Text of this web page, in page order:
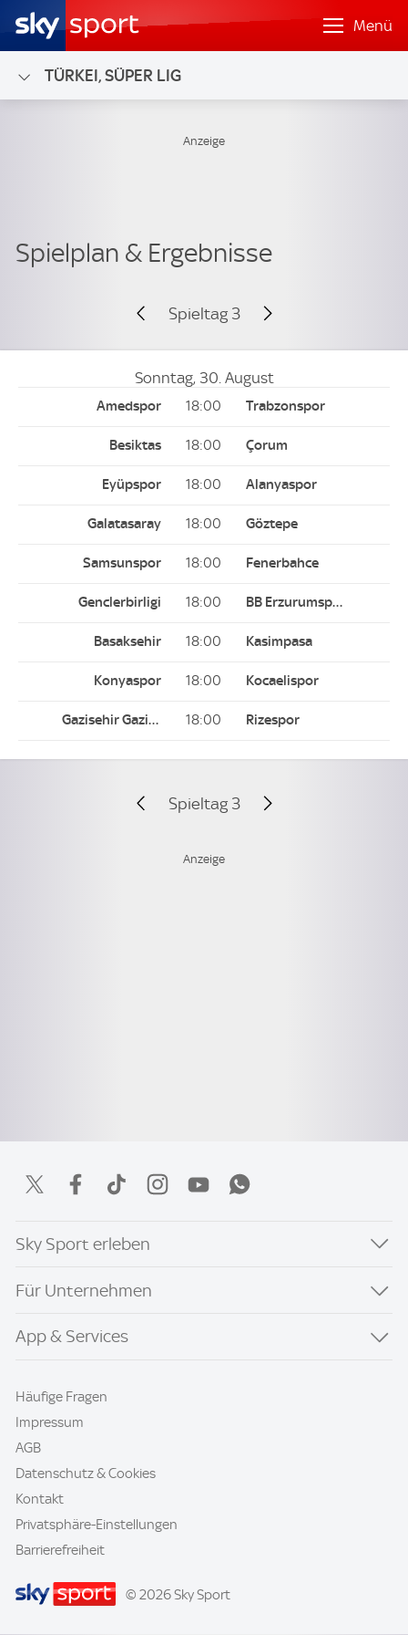
Menü
TÜRKEI, SÜPER LIG
Spieltag 3
Sonntag, 30. August
18:00
18:00
18:00
18:00
18:00
18:00
18:00
18:00
18:00
Spieltag 3
Sky Sport erleben
Für Unternehmen
App & Services
Häufige Fragen
Impressum
AGB
Datenschutz & Cookies
Kontakt
Privatsphäre-Einstellungen
Barrierefreiheit
© 2026 Sky Sport